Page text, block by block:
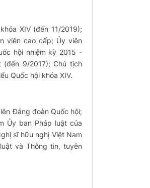
XIV (đến 11/2019);
viên cao cấp; Ủy viên
hội nhiệm kỳ 2015 -
9/2017); Chủ tịch
Quốc hội khóa XIV.
Đảng đoàn Quốc hội;
Ủy ban Pháp luật của
sĩ hữu nghị Việt Nam
và Thông tin, tuyên